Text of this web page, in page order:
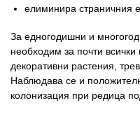
елиминира страничния
За едногодишни и
необходим за почти
декоративни растения,
Наблюдава се и
колонизация при редица